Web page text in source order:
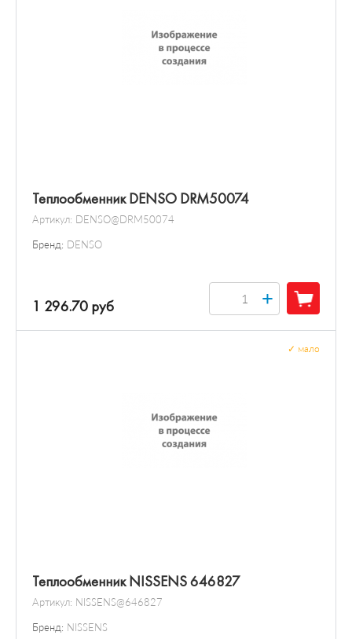
Теплообменник DENSO DRM50074
Артикул: DENSO@DRM50074
Бренд: DENSO
1 296.70 руб +
Теплообменник NISSENS 646827
Артикул: NISSENS@646827
Бренд: NISSENS
мало